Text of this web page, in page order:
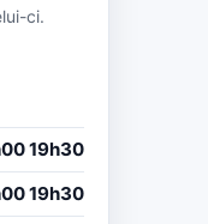
ci.
19h30
19h30